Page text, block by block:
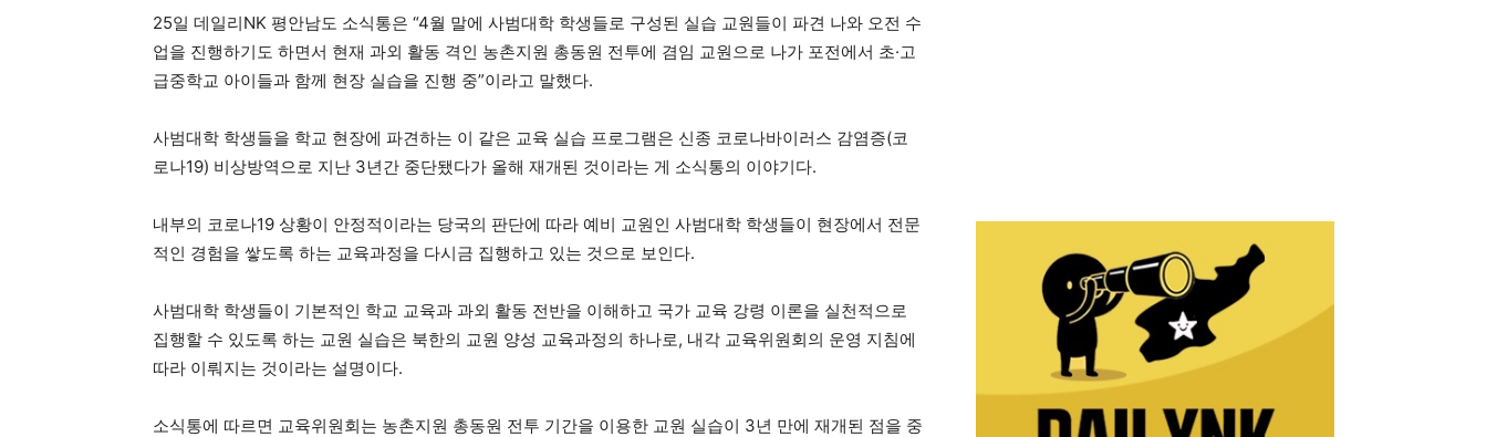
25일 데일리NK 평안남도 소식통은 “4월 말에 사범대학 학생들로 구성된 실습 교원들이 파견 나와 오전 수
업을 진행하기도 하면서 현재 과외 활동 격인 농촌지원 총동원 전투에 겸임 교원으로 나가 포전에서 초·고
급중학교 아이들과 함께 현장 실습을 진행 중”이라고 말했다.
사범대학 학생들을 학교 현장에 파견하는 이 같은 교육 실습 프로그램은 신종 코로나바이러스 감염증(코
로나19) 비상방역으로 지난 3년간 중단됐다가 올해 재개된 것이라는 게 소식통의 이야기다.
내부의 코로나19 상황이 안정적이라는 당국의 판단에 따라 예비 교원인 사범대학 학생들이 현장에서 전문
적인 경험을 쌓도록 하는 교육과정을 다시금 집행하고 있는 것으로 보인다.
사범대학 학생들이 기본적인 학교 교육과 과외 활동 전반을 이해하고 국가 교육 강령 이론을 실천적으로
집행할 수 있도록 하는 교원 실습은 북한의 교원 양성 교육과정의 하나로, 내각 교육위원회의 운영 지침에
따라 이뤄지는 것이라는 설명이다.
소식통에 따르면 교육위원회는 농촌지원 총동원 전투 기간을 이용한 교원 실습이 3년 만에 재개된 점을 중